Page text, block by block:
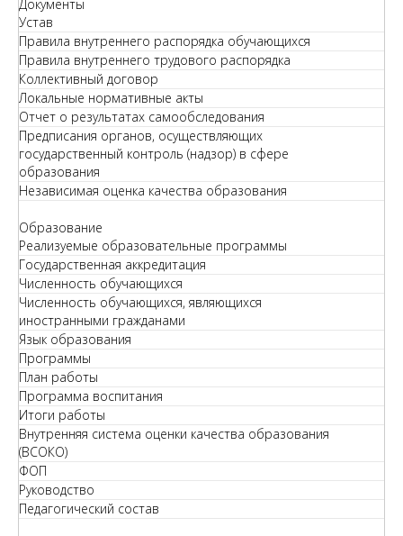
Документы
Устав
Правила внутреннего распорядка обучающихся
Правила внутреннего трудового распорядка
Коллективный договор
Локальные нормативные акты
Отчет о результатах самообследования
Предписания органов, осуществляющих
государственный контроль (надзор) в сфере
образования
Независимая оценка качества образования
Образование
Реализуемые образовательные программы
Государственная аккредитация
Численность обучающихся
Численность обучающихся, являющихся
иностранными гражданами
Язык образования
Программы
План работы
Программа воспитания
Итоги работы
Внутренняя система оценки качества образования
(ВСОКО)
ФОП
Руководство
Педагогический состав